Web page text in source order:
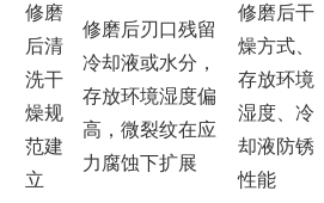
修磨
后清
洗干
燥规
范建
立
修磨后刃口残留
冷却液或水分，
存放环境湿度偏
高，微裂纹在应
力腐蚀下扩展
修磨后干
燥方式、
存放环境
湿度、冷
却液防锈
性能